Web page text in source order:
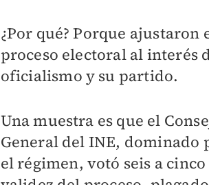
¿Por qué? Porque ajustaron
proceso electoral al interés
oficialismo y su partido.
Una muestra es que el
General del INE, dominado
el régimen, votó seis a